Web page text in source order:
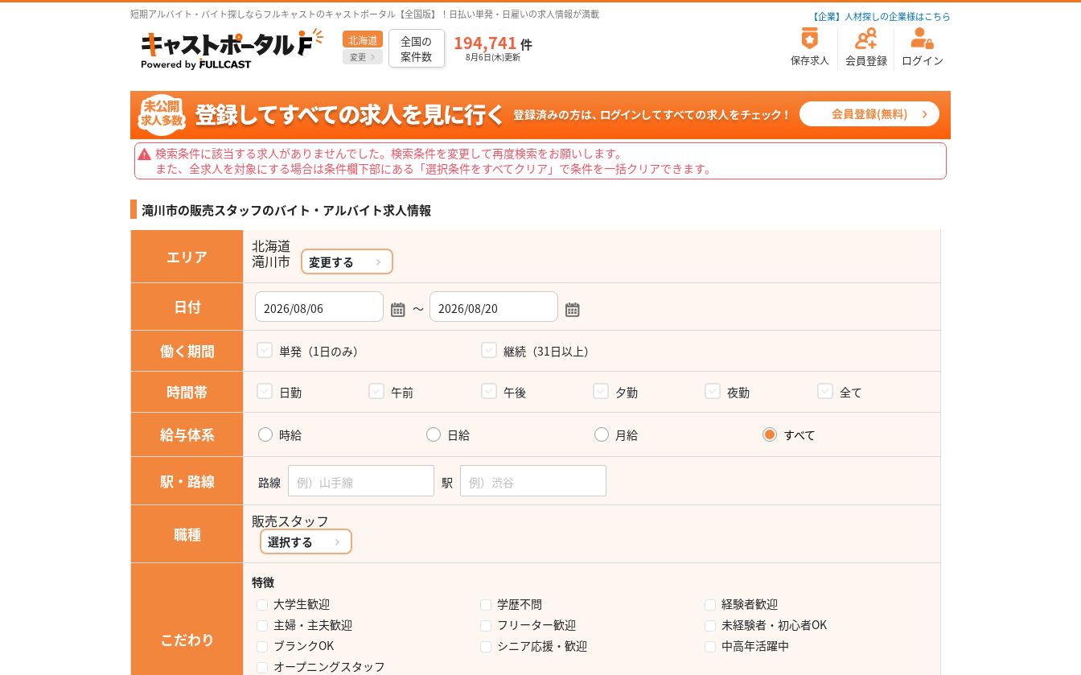
短期アルバイト・バイト探しならフルキャストのキャストポータル【全国版】！日払い単発・日雇いの求人情報が満載 【企業】人材探しの企業様はこちら
北海道
変更
全国の
案件数
194,741 件
8月6日(木)更新 保存求人 会員登録 ログイン
検索条件に該当する求人がありませんでした。検索条件を変更して再度検索をお願いします。
また、全求人を対象にする場合は条件欄下部にある「選択条件をすべてクリア」で条件を一括クリアできます。
滝川市の販売スタッフのバイト・アルバイト求人情報
エリア
北海道
滝川市 変更する
日付 ～
働く期間 単発（1日のみ） 継続（31日以上）
時間帯 日勤 午前 午後 夕勤 夜勤 全て
給与体系 時給 日給 月給 すべて
駅・路線 路線 駅
職種
販売スタッフ
選択する
こだわり
特徴
大学生歓迎
学歴不問
経験者歓迎
主婦・主夫歓迎
フリーター歓迎
未経験者・初心者OK
ブランクOK
シニア応援・歓迎
中高年活躍中
オープニングスタッフ